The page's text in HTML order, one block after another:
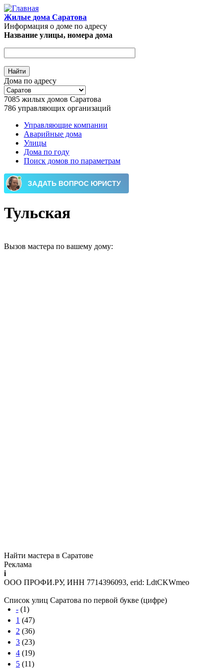
Перейти к основному содержанию
Жилые дома Саратова
Информация о доме по адресу
Название улицы, номера дома
Дома по адресу
7085 жилых домов Саратова
786 управляющих организаций
Главное меню
Управляющие компании
Аварийные дома
Улицы
Дома по году
Поиск домов по параметрам
Тульская
Вызов мастера по вашему дому:
Найти мастера в Саратове
Реклама
i
ООО ПРОФИ.РУ, ИНН 7714396093, erid: LdtCKWmeo
Список улиц Саратова по первой букве (цифре)
- (1)
1 (47)
2 (36)
3 (23)
4 (19)
5 (11)